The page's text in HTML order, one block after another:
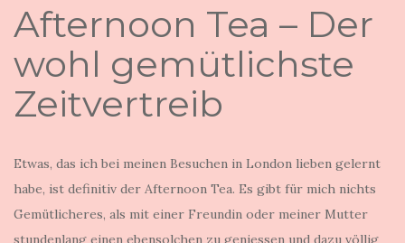
Afternoon Tea – Der
wohl gemütlichste
Zeitvertreib
Etwas, das ich bei meinen Besuchen in London lieben gelernt
habe, ist definitiv der Afternoon Tea. Es gibt für mich nichts
Gemütlicheres, als mit einer Freundin oder meiner Mutter
stundenlang einen ebensolchen zu geniessen und dazu völlig